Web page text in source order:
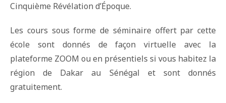
Cinquième Révélation d’Époque.
Les cours sous forme de séminaire offert par cette
école sont donnés de façon virtuelle avec la
plateforme ZOOM ou en présentiels si vous habitez la
région de Dakar au Sénégal et sont donnés
gratuitement.